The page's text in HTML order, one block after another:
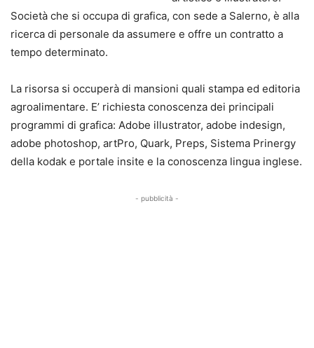
Società che si occupa di grafica, con sede a Salerno, è alla
ricerca di personale da assumere e offre un contratto a
tempo determinato.
La risorsa si occuperà di mansioni quali stampa ed editoria
agroalimentare. E’ richiesta conoscenza dei principali
programmi di grafica: Adobe illustrator, adobe indesign,
adobe photoshop, artPro, Quark, Preps, Sistema Prinergy
della kodak e portale insite e la conoscenza lingua inglese.
- pubblicità -